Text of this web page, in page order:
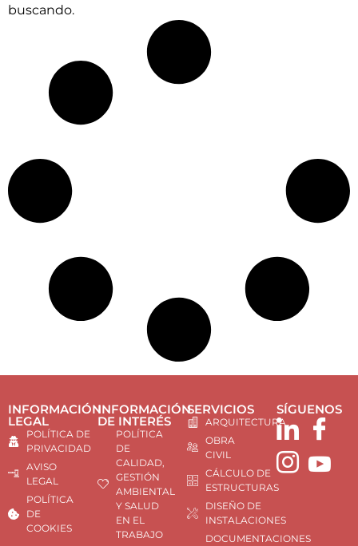
buscando.
INFORMACIÓN
LEGAL
POLÍTICA DE
PRIVACIDAD
AVISO
LEGAL
POLÍTICA
DE
COOKIES
INFORMACIÓN
DE INTERÉS
POLÍTICA
DE
CALIDAD,
GESTIÓN
AMBIENTAL
Y SALUD
EN EL
TRABAJO
SERVICIOS
ARQUITECTURA
OBRA
CIVIL
CÁLCULO DE
ESTRUCTURAS
DISEÑO DE
INSTALACIONES
DOCUMENTACIONES
SÍGUENOS